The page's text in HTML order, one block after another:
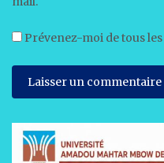
Prévenez-moi de tous